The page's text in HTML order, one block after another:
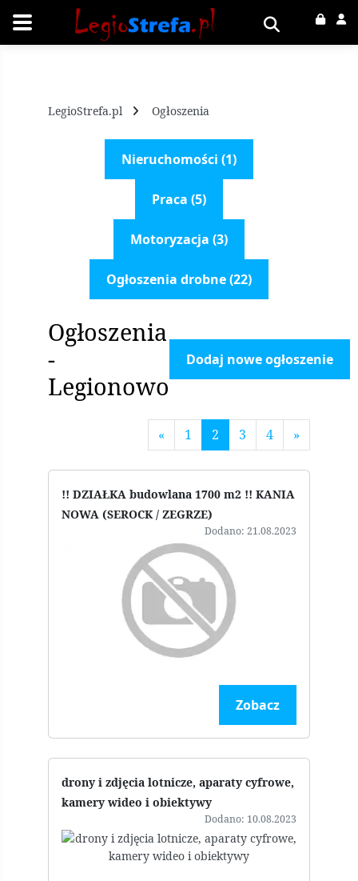
LegioStrefa.pl Ogłoszenia
Nieruchomości (1)
Praca (5)
Motoryzacja (3)
Ogłoszenia drobne (22)
Ogłoszenia
-
Legionowo
Dodaj nowe ogłoszenie
« 1 2 3 4 »
!! DZIAŁKA budowlana 1700 m2 !! KANIA
NOWA (SEROCK / ZEGRZE)
Dodano: 21.08.2023
Zobacz
drony i zdjęcia lotnicze, aparaty cyfrowe,
kamery wideo i obiektywy
Dodano: 10.08.2023